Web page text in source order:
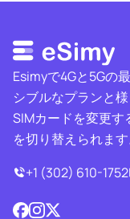
Esimyで4Gと5Gの
シブルなプランと
SIMカードを変更
を切り替えられます
+1 (302) 610-1752